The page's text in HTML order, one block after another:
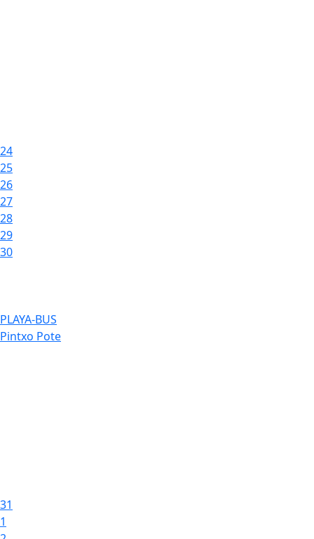
24
25
26
27
28
29
30
PLAYA-BUS
Pintxo Pote
31
1